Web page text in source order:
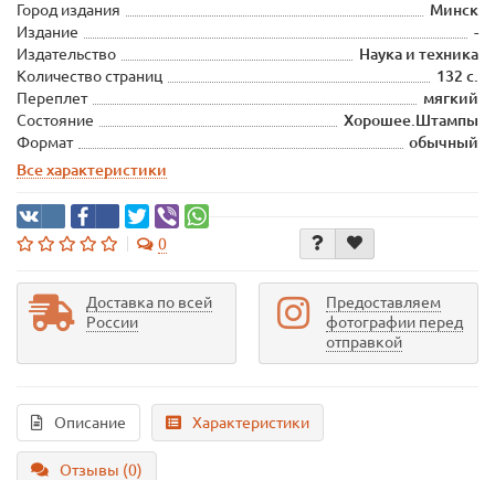
Город издания
Минск
Издание
-
Издательство
Наука и техника
Количество страниц
132 с.
Переплет
мягкий
Состояние
Хорошее.Штампы
Формат
обычный
Все характеристики
0
Доставка по всей
России
Предоставляем
фотографии перед
отправкой
Описание Характеристики
Отзывы (0)